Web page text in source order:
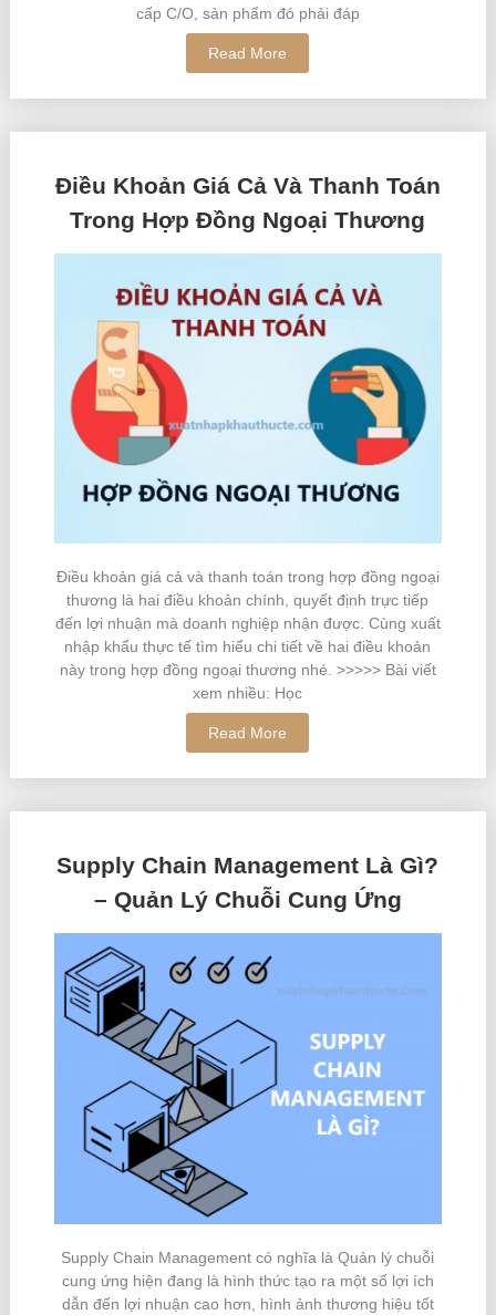
cấp C/O, sản phẩm đó phải đáp
Read More
Điều Khoản Giá Cả Và Thanh Toán
Trong Hợp Đồng Ngoại Thương
Điều khoản giá cả và thanh toán trong hợp đồng ngoại
thương là hai điều khoản chính, quyết định trực tiếp
đến lợi nhuận mà doanh nghiệp nhận được. Cùng xuất
nhập khẩu thực tế tìm hiểu chi tiết về hai điều khoản
này trong hợp đồng ngoại thương nhé. >>>>> Bài viết
xem nhiều: Học
Read More
Supply Chain Management Là Gì?
– Quản Lý Chuỗi Cung Ứng
Supply Chain Management có nghĩa là Quản lý chuỗi
cung ứng hiện đang là hình thức tạo ra một số lợi ích
dẫn đến lợi nhuận cao hơn, hình ảnh thương hiệu tốt